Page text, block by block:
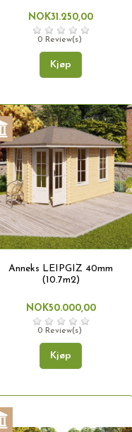
NOK31.250,00
0 Review(s)
Kjøp
Anneks LEIPGIZ 40mm
(10.7m2)
NOK50.000,00
0 Review(s)
Kjøp